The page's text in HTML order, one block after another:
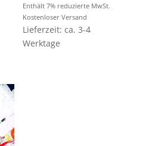
Enthält 7% reduzierte MwSt.
Kostenloser Versand
Lieferzeit: ca. 3-4
Werktage